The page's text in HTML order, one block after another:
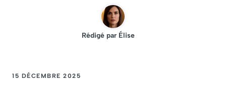
Rédigé par Élise
15 DÉCEMBRE 2025